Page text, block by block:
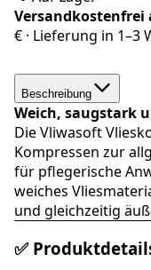
Versandkostenfrei
€ · Lieferung in 1–3
Beschreibung
Weich, saugstark
Die Vliwasoft
Kompressen zur
für pflegerische
weiches
und gleichzeitig
✅